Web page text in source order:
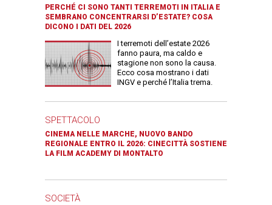
PERCHÉ CI SONO TANTI TERREMOTI IN ITALIA E
SEMBRANO CONCENTRARSI D’ESTATE? COSA
DICONO I DATI DEL 2026
I terremoti dell’estate 2026
fanno paura, ma caldo e
stagione non sono la causa.
Ecco cosa mostrano i dati
INGV e perché l’Italia trema.
SPETTACOLO
CINEMA NELLE MARCHE, NUOVO BANDO
REGIONALE ENTRO IL 2026: CINECITTÀ SOSTIENE
LA FILM ACADEMY DI MONTALTO
SOCIETÀ